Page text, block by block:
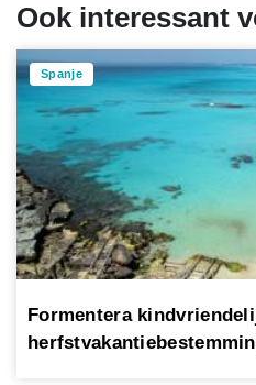
Ook interessant
Spanje
Formentera